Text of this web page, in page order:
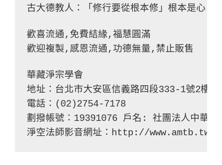
古大德教人：「修行要從根本修」根本是心、
歡喜流通,免費結緣,福慧圓滿
歡迎複製,感恩流通,功德無量,禁止販售
華藏淨宗學會
地址：台北市大安區信義路四段333-1號2樓
電話：(02)2754-7178
劃撥帳號：19391076 戶名: 社團法人中華華
淨空法師影音網址：http://www.amtb.tw